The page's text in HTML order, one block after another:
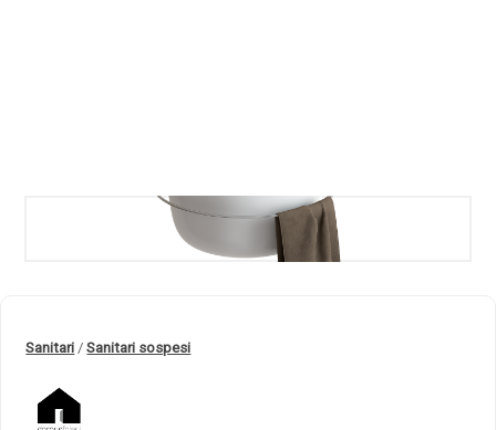
Sanitari /Sanitari sospesi